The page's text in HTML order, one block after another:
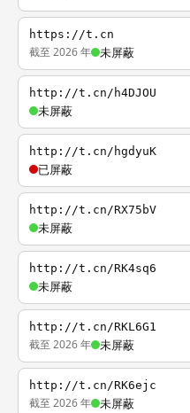
https://t.cn
截至 2026 年 未屏蔽
http://t.cn/h4DJOU
未屏蔽
http://t.cn/hgdyuK
已屏蔽
http://t.cn/RX75bV
未屏蔽
http://t.cn/RK4sq6
未屏蔽
http://t.cn/RKL6G1
截至 2026 年 未屏蔽
http://t.cn/RK6ejc
截至 2026 年 未屏蔽